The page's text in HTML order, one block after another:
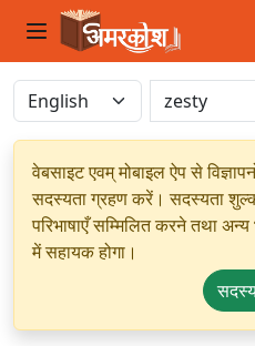
वेबसाइट एवम् मोबाइल ऐप से
सदस्यता ग्रहण करें। सदस्यता
परिभाषाएँ सम्मिलित करने तथा
में सहायक होगा।